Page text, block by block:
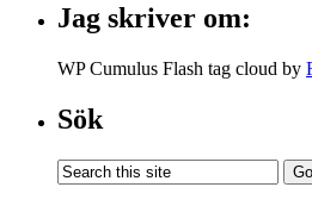
Jag skriver om:
WP Cumulus Flash tag cloud by
Sök